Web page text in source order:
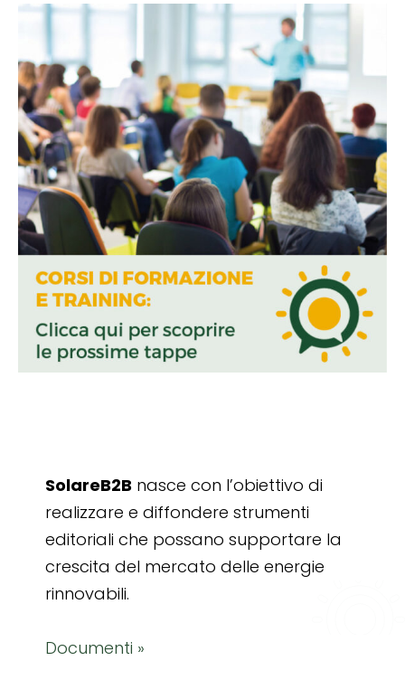
SolareB2B nasce con l’obiettivo di
realizzare e diffondere strumenti
editoriali che possano supportare la
crescita del mercato delle energie
rinnovabili.
Documenti »